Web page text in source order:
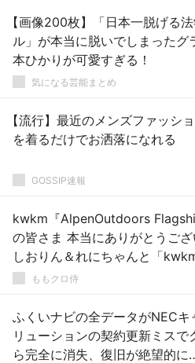
【画像200枚】「日本一脱げる
ル」が本当に脱いでしまったグ
本ひかりが可愛すぎる！
気になる芸能まとめ
【流行】最近のメンズファッシ
を着るだけでお洒落になれる
GOSSIP速報
kwkm『AlpenOutdoors
の皆さま 本当にありがとうござ
しおりん＆れにちゃんと「
んどし」で近日放送！
ももクロ侍
ふくいナビの全データがNECキ
リューションの契約更新ミスで
ら完全に消失、復旧が絶望的に